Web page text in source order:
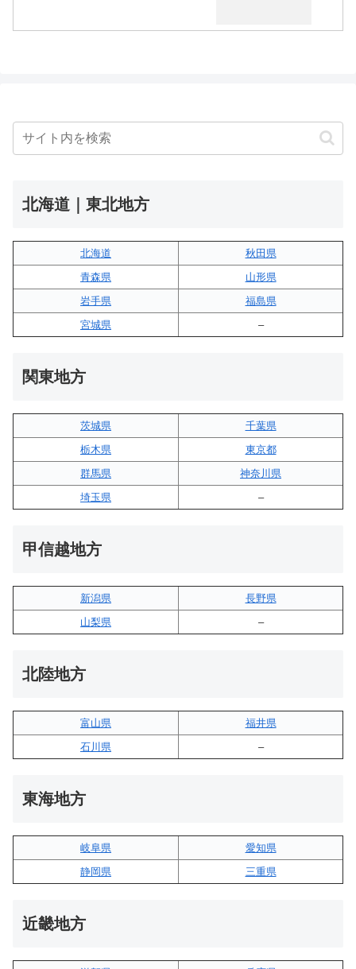
北海道｜東北地方
北海道
秋田県
青森県
山形県
岩手県
福島県
宮城県
–
関東地方
茨城県
千葉県
栃木県
東京都
群馬県
神奈川県
埼玉県
–
甲信越地方
新潟県
長野県
山梨県
–
北陸地方
富山県
福井県
石川県
–
東海地方
岐阜県
愛知県
静岡県
三重県
近畿地方